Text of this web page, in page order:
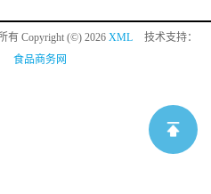
有 Copyright (©) 2026 XML
技术支持：
食品商务网